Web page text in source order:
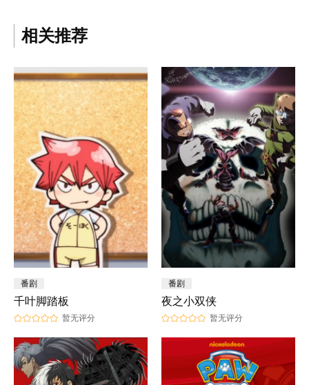
相关推荐
番剧
千叶脚踏板
暂无评分
番剧
夜之小双侠
暂无评分